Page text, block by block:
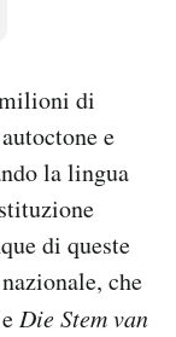
di
e
la lingua
di queste
che
eDie Stem van